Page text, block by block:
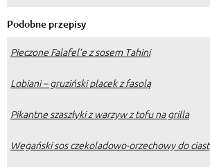
Podobne przepisy
Pieczone Falafel’e z sosem Tahini
Lobiani – gruziński placek z fasolą
Pikantne szaszłyki z warzyw z tofu na grilla
Wegański sos czekoladowo-orzechowy do ciast